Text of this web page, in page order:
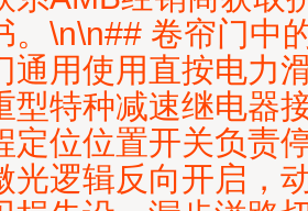
。\n\n## 卷帘门中
通用使用直按电力
型特种减速继电器
定位位置开关负责
光逻辑反向开启，